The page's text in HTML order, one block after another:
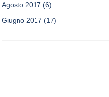
Agosto 2017 (6)
Giugno 2017 (17)